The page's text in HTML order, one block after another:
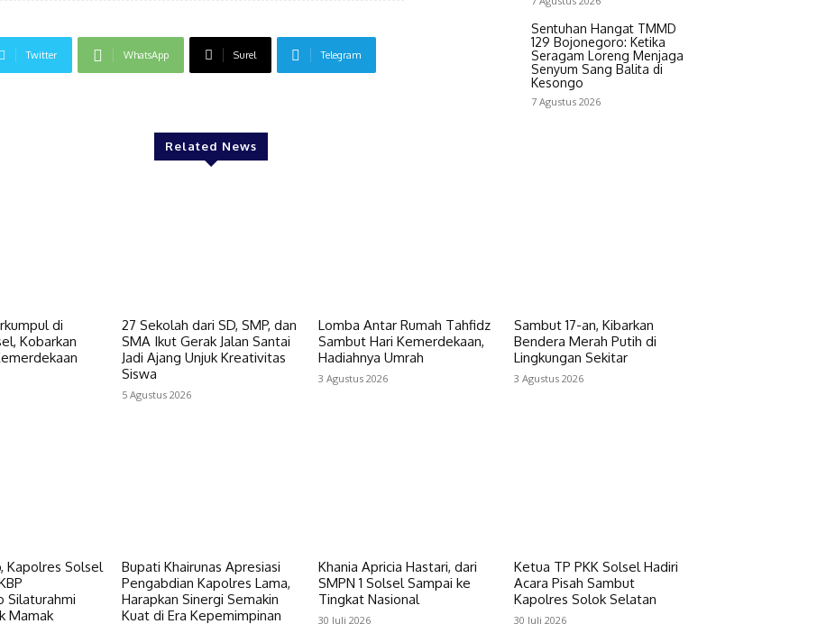
Twitter WhatsApp Surel Telegram
Sentuhan Hangat TMMD
129 Bojonegoro: Ketika
Seragam Loreng Menjaga
Senyum Sang Balita di
Kesongo
7 Agustus 2026
Related News
di
Kobarkan
27 Sekolah dari SD, SMP, dan
SMA Ikut Gerak Jalan Santai
Jadi Ajang Unjuk Kreativitas
Siswa
5 Agustus 2026
Lomba Antar Rumah Tahfidz
Sambut Hari Kemerdekaan,
Hadiahnya Umrah
3 Agustus 2026
Sambut 17-an, Kibarkan
Bendera Merah Putih di
Lingkungan Sekitar
3 Agustus 2026
Kapolres Solsel
Silaturahmi
Mamak
Bupati Khairunas Apresiasi
Pengabdian Kapolres Lama,
Harapkan Sinergi Semakin
Kuat di Era Kepemimpinan
Khania Apricia Hastari, dari
SMPN 1 Solsel Sampai ke
Tingkat Nasional
30 Juli 2026
Ketua TP PKK Solsel Hadiri
Acara Pisah Sambut
Kapolres Solok Selatan
30 Juli 2026